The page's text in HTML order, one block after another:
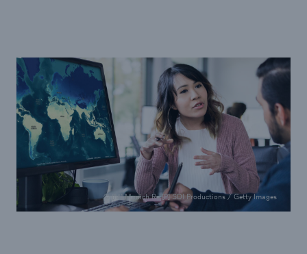
© [M] Munich Re [P] SDI Productions / Getty Images